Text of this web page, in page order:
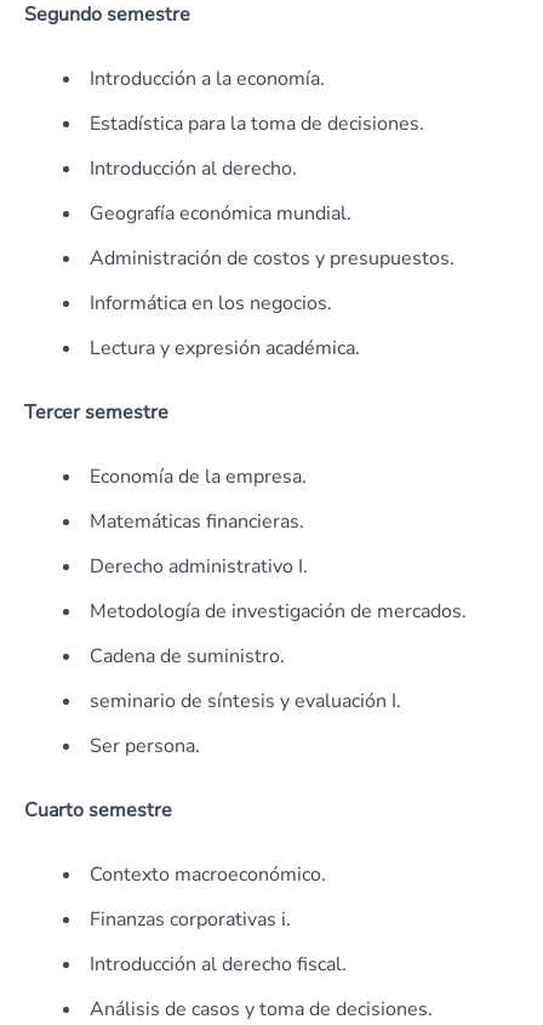
Segundo semestre
Introducción a la economía.
Estadística para la toma de decisiones.
Introducción al derecho.
Geografía económica mundial.
Administración de costos y presupuestos.
Informática en los negocios.
Lectura y expresión académica.
Tercer semestre
Economía de la empresa.
Matemáticas financieras.
Derecho administrativo I.
Metodología de investigación de mercados.
Cadena de suministro.
seminario de síntesis y evaluación I.
Ser persona.
Cuarto semestre
Contexto macroeconómico.
Finanzas corporativas i.
Introducción al derecho fiscal.
Análisis de casos y toma de decisiones.